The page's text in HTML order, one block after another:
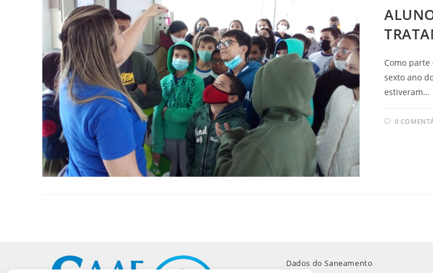
Como
sexto ano
estiveram…
0
Dados do Saneamento